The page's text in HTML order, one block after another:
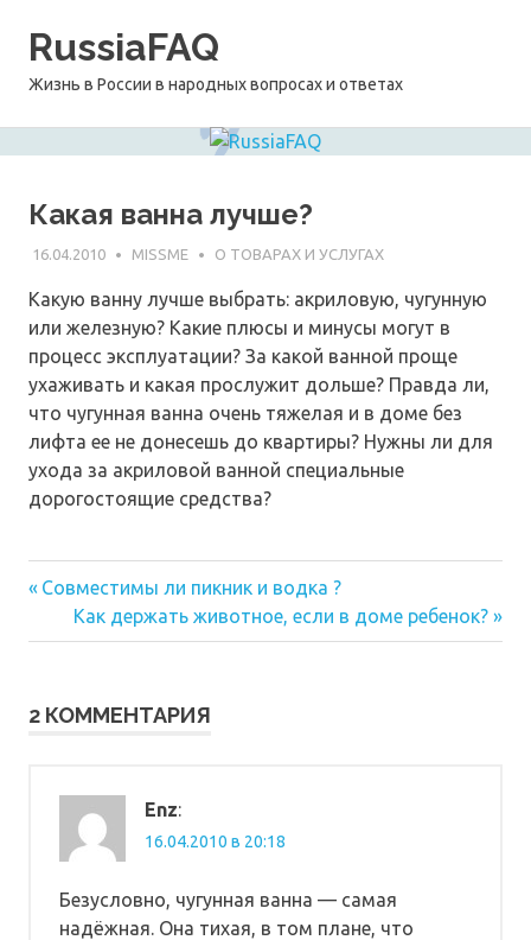
RussiaFAQ
Жизнь в России в народных вопросах и ответах
Какая ванна лучше?
16.04.2010 MISSME О ТОВАРАХ И УСЛУГАХ
Какую ванну лучше выбрать: акриловую, чугунную
или железную? Какие плюсы и минусы могут в
процесс эксплуатации? За какой ванной проще
ухаживать и какая прослужит дольше? Правда ли,
что чугунная ванна очень тяжелая и в доме без
лифта ее не донесешь до квартиры? Нужны ли для
ухода за акриловой ванной специальные
дорогостоящие средства?
Навигация
по
Предыдущая
запись:
Совместимы ли пикник и водка ?
Следующая
запись:
Как держать животное, если в доме ребенок?
2 КОММЕНТАРИЯ
Enz:
16.04.2010 в 20:18
Безусловно, чугунная ванна — самая
надёжная. Она тихая, в том плане, что